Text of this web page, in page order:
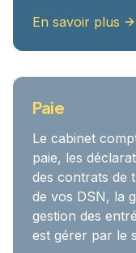
En savoir plus
Paie
Le cabinet
paie, les
des contrats de
de vos DSN, la
gestion des
est gérer par le